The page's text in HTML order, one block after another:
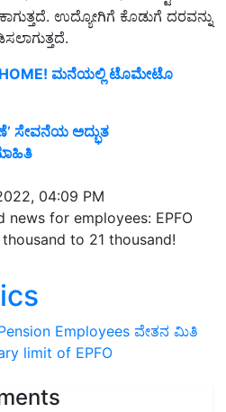
ಉದ್ಯೋಗಿಗೆ ಕೊಡುಗೆ ದರವನ್ನು
HOME! ಮನೆಯಲ್ಲಿ ಟೊಮೇಟೊ
ಸೇವನೆಯ ಅದ್ಭುತ
04:09 PM
news for employees: EPFO
to 21 thousand!
Employees ವೇತನ ಮಿತಿ
limit of EPFO